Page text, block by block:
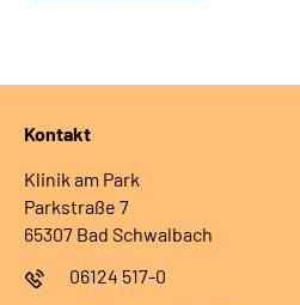
Kontakt
Klinik am Park
Parkstraße 7
65307 Bad Schwalbach
06124 517-0